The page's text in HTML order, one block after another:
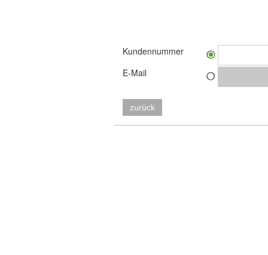
Kundennummer
E-Mail
zurück